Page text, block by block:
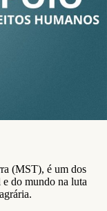
(MST), é um dos
do mundo na luta